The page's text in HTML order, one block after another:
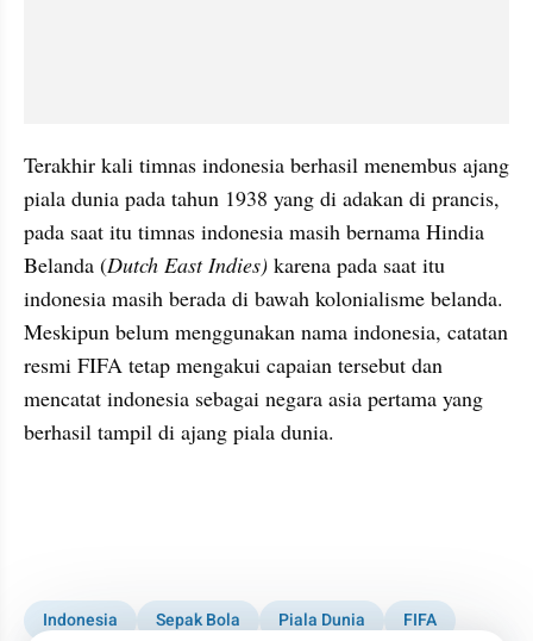
Terakhir kali timnas indonesia berhasil menembus ajang
piala dunia pada tahun 1938 yang di adakan di prancis,
pada saat itu timnas indonesia masih bernama Hindia
Belanda (Dutch East Indies) karena pada saat itu
indonesia masih berada di bawah kolonialisme belanda.
Meskipun belum menggunakan nama indonesia, catatan
resmi FIFA tetap mengakui capaian tersebut dan
mencatat indonesia sebagai negara asia pertama yang
berhasil tampil di ajang piala dunia.
Indonesia Sepak Bola Piala Dunia FIFA